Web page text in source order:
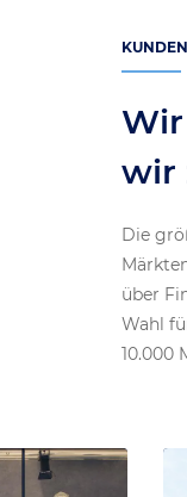
wir
Die
über
Wahl
10.000